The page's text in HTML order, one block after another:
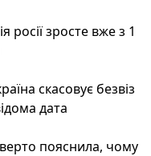
росії зросте вже з 1
скасовує безвіз
дата
пояснила, чому